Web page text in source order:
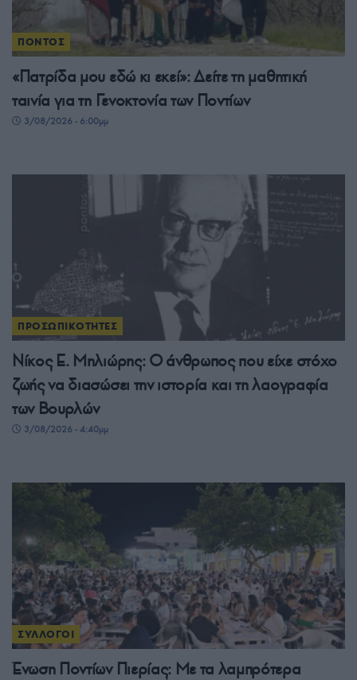
ΠΟΝΤΟΣ
«Πατρίδα μου εδώ κι εκεί»: Δείτε τη μαθητική
ταινία για τη Γενοκτονία των Ποντίων
3/08/2026 - 6:00μμ
ΠΡΟΣΩΠΙΚΟΤΗΤΕΣ
Νίκος Ε. Μηλιώρης: Ο άνθρωπος που είχε στόχο
ζωής να διασώσει την ιστορία και τη λαογραφία
των Βουρλών
3/08/2026 - 4:40μμ
ΣΥΛΛΟΓΟΙ
Ένωση Ποντίων Πιερίας: Με τα λαμπρότερα